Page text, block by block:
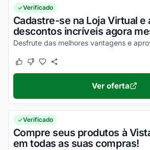
Verificado
Cadastre-se na Loja Virtual
descontos incríveis agora
Este cupom funcionou
Este cupom não funcionou
Ver oferta
Verificado
Compre seus produtos à
em todas as suas compras!